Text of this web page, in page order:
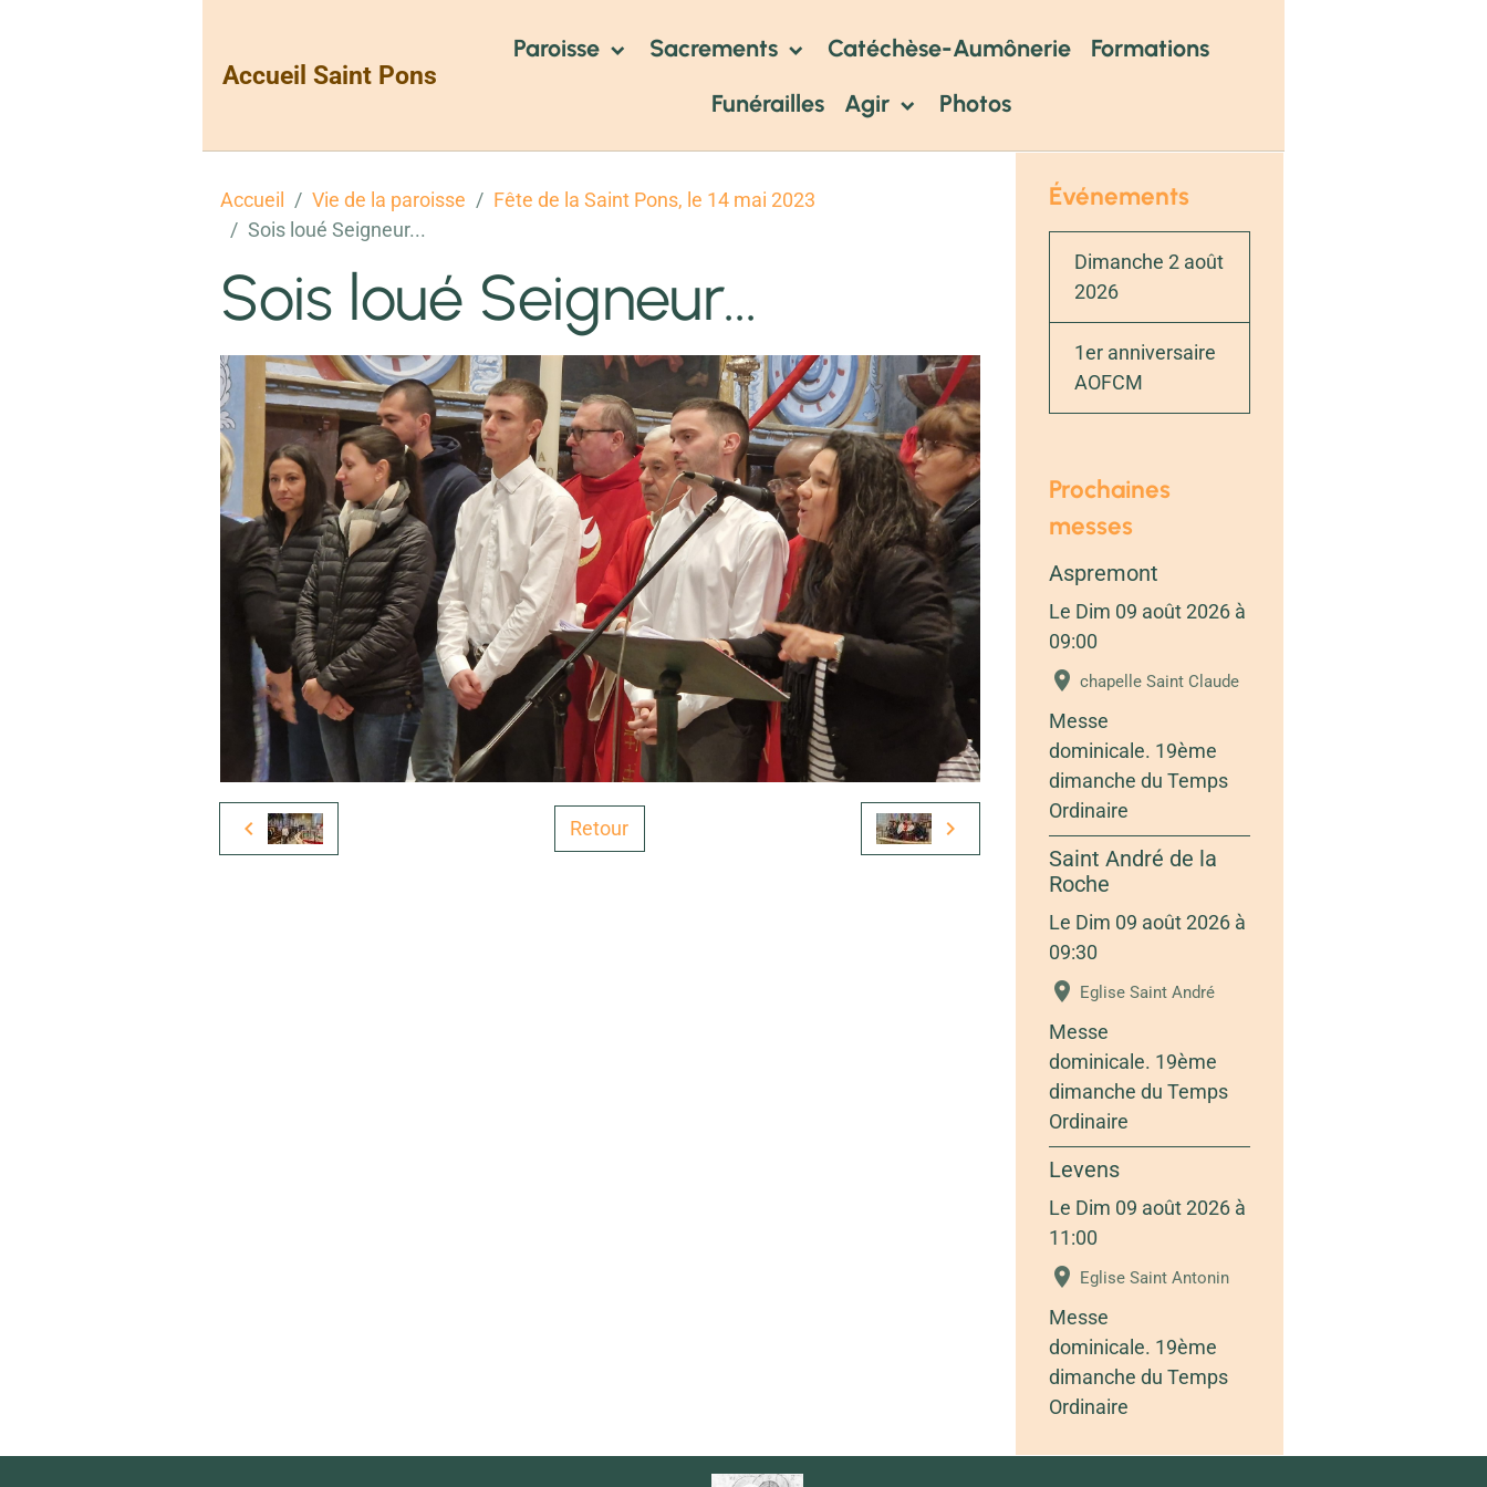
Accueil Saint Pons
Paroisse Sacrements Catéchèse-Aumônerie
Formations
Funérailles
Agir Photos
Accueil Vie de la paroisse
Fête de la Saint Pons, le 14 mai 2023
Sois loué Seigneur...
Sois loué Seigneur...
Retour
Événements
Dimanche 2 août
2026
1er anniversaire
AOFCM
Prochaines
messes
Aspremont
Le Dim 09 août 2026 à
09:00
chapelle Saint Claude
Messe
dominicale. 19ème
dimanche du Temps
Ordinaire
Saint André de la
Roche
Le Dim 09 août 2026 à
09:30
Eglise Saint André
Messe
dominicale. 19ème
dimanche du Temps
Ordinaire
Levens
Le Dim 09 août 2026 à
11:00
Eglise Saint Antonin
Messe
dominicale. 19ème
dimanche du Temps
Ordinaire